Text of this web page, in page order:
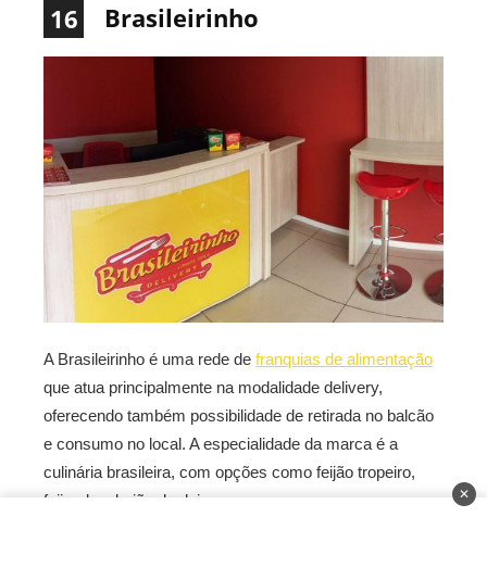
16 Brasileirinho
A Brasileirinho é uma rede de franquias de alimentação
que atua principalmente na modalidade delivery,
oferecendo também possibilidade de retirada no balcão
e consumo no local. A especialidade da marca é a
culinária brasileira, com opções como feijão tropeiro,
feijoada e baião de dois.
✕